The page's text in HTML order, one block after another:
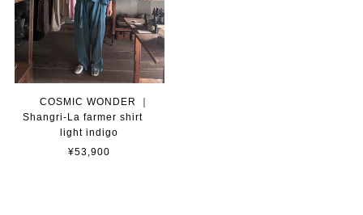
COSMIC WONDER ｜
Shangri-La farmer shirt
light indigo
¥53,900